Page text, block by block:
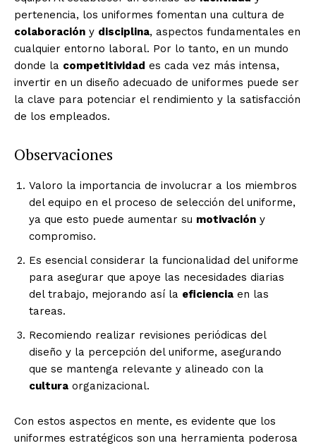
pertenencia, los uniformes fomentan una cultura de
colaboración y disciplina, aspectos fundamentales en
cualquier entorno laboral. Por lo tanto, en un mundo
donde la competitividad es cada vez más intensa,
invertir en un diseño adecuado de uniformes puede ser
la clave para potenciar el rendimiento y la satisfacción
de los empleados.
Observaciones
Valoro la importancia de involucrar a los miembros
del equipo en el proceso de selección del uniforme,
ya que esto puede aumentar su motivación y
compromiso.
Es esencial considerar la funcionalidad del uniforme
para asegurar que apoye las necesidades diarias
del trabajo, mejorando así la eficiencia en las
tareas.
Recomiendo realizar revisiones periódicas del
diseño y la percepción del uniforme, asegurando
que se mantenga relevante y alineado con la
cultura organizacional.
Con estos aspectos en mente, es evidente que los
uniformes estratégicos son una herramienta poderosa